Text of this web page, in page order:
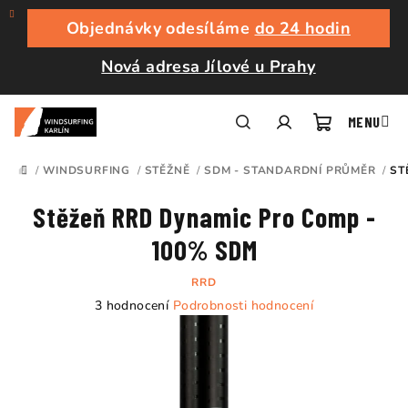
Přejít
obsah
Objednávky odesíláme do 24 hodin
Nová adresa Jílové u Prahy
DOMŮ
/ WINDSURFING / STĚŽNĚ / SDM - STANDARDNÍ PRŮMĚR /
Stěžeň RRD Dynamic Pro Comp -
100% SDM
RRD
Průměrné
3 hodnocení Podrobnosti hodnocení